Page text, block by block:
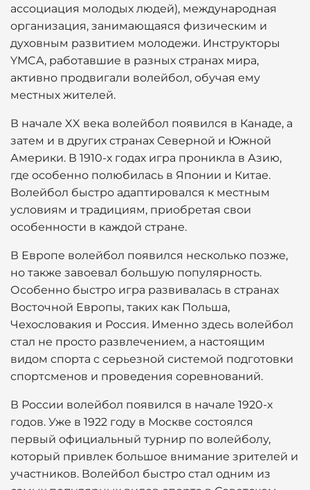
ассоциация молодых людей), международная
организация, занимающаяся физическим и
духовным развитием молодежи. Инструкторы
YMCA, работавшие в разных странах мира,
активно продвигали волейбол, обучая ему
местных жителей.
В начале XX века волейбол появился в Канаде, а
затем и в других странах Северной и Южной
Америки. В 1910-х годах игра проникла в Азию,
где особенно полюбилась в Японии и Китае.
Волейбол быстро адаптировался к местным
условиям и традициям, приобретая свои
особенности в каждой стране.
В Европе волейбол появился несколько позже,
но также завоевал большую популярность.
Особенно быстро игра развивалась в странах
Восточной Европы, таких как Польша,
Чехословакия и Россия. Именно здесь волейбол
стал не просто развлечением, а настоящим
видом спорта с серьезной системой подготовки
спортсменов и проведения соревнований.
В России волейбол появился в начале 1920-х
годов. Уже в 1922 году в Москве состоялся
первый официальный турнир по волейболу,
который привлек большое внимание зрителей и
участников. Волейбол быстро стал одним из